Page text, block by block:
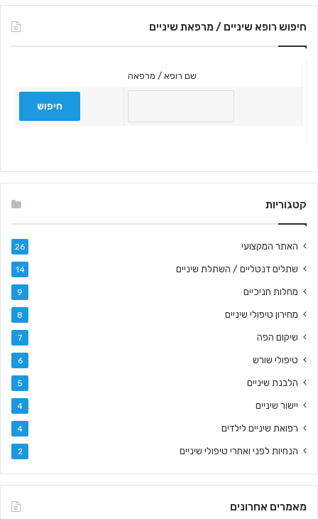
חיפוש רופא שיניים / מרפאת שיניים
שם רופא / מרפאה
קטגוריות
האתר המקצועי 26
שתלים דנטליים / השתלת שיניים 14
מחלות חניכיים 9
מחירון טיפולי שיניים 8
שיקום הפה 7
טיפולי שורש 6
הלבנת שיניים 5
יישור שיניים 4
רפואת שיניים לילדים 4
הנחיות לפני ואחרי טיפולי שיניים 2
מאמרים אחרונים